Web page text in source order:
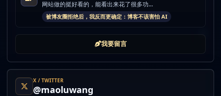
网站做的挺好看的，能看出来花了很多功...
被博友圈拒绝后，我反而更确定：博客不该害怕 AI
我要留言
X / TWITTER
@maoluwang